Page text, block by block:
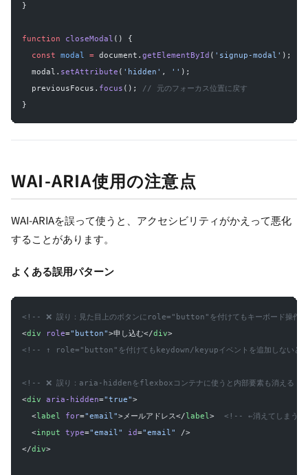
}
function closeModal () {
  const
modal = document. getElementById ( 'signup-modal' );
  modal.
setAttribute ( 'hidden' , '' );
  previousFocus.
focus (); // 元のフォーカス位置に戻す
}
WAI-ARIA使用の注意点
WAI-ARIAを誤って使うと、アクセシビリティがかえって悪化
することがあります。
よくある誤用パターン
<!-- ❌ 誤り：見た目上のボタンにrole="button"を付けてもキーボード操作
<div role="button">申し込む</div>
<!-- ↑ role="button"を付けてもkeydown/keyupイベントを追加しないと
<!-- ❌ 誤り：aria-hiddenをflexboxコンテナに使うと内部要素も消える
<div aria-hidden="true">
  <
label for="email">メールアドレス</label> <!-- ←消えてしまう
  <
input type="email" id="email"
/>
</div>